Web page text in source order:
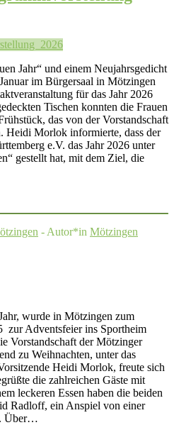
Jahr“ und einem Neujahrsgedicht
im Bürgersaal in Mötzingen
für das Jahr 2026
Tischen konnten die Frauen
das von der Vorstandschaft
Heidi Morlok informierte, dass der
e.V. das Jahr 2026 unter
gestellt hat, mit dem Ziel, die
- Autor*in Mötzingen
wurde in Mötzingen zum
zur Adventsfeier ins Sportheim
Vorstandschaft der Mötzinger
zu Weihnachten, unter das
Heidi Morlok, freute sich
die zahlreichen Gäste mit
leckeren Essen haben die beiden
Radloff, ein Anspiel von einer
Über…